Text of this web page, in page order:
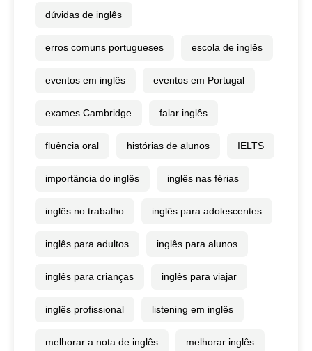
dúvidas de inglês
erros comuns portugueses escola de inglês
eventos em inglês eventos em Portugal
exames Cambridge falar inglês
fluência oral histórias de alunos IELTS
importância do inglês inglês nas férias
inglês no trabalho inglês para adolescentes
inglês para adultos inglês para alunos
inglês para crianças inglês para viajar
inglês profissional listening em inglês
melhorar a nota de inglês melhorar inglês